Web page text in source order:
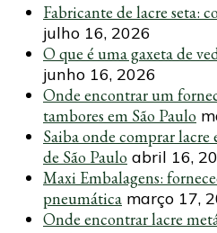
Fabricante de lacre seta:
julho 16, 2026
O que é uma gaxeta de
junho 16, 2026
Onde encontrar um
tambores em São Paulo
Saiba onde comprar
de São Paulo abril 16,
Maxi Embalagens:
pneumática março 17,
Onde encontrar lacre